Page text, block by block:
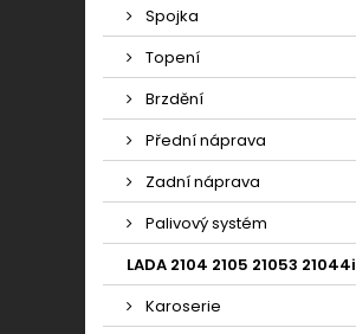
Spojka
Topení
Brzdění
Přední náprava
Zadní náprava
Palivový systém
LADA 2104 2105 21053 21044i
Karoserie